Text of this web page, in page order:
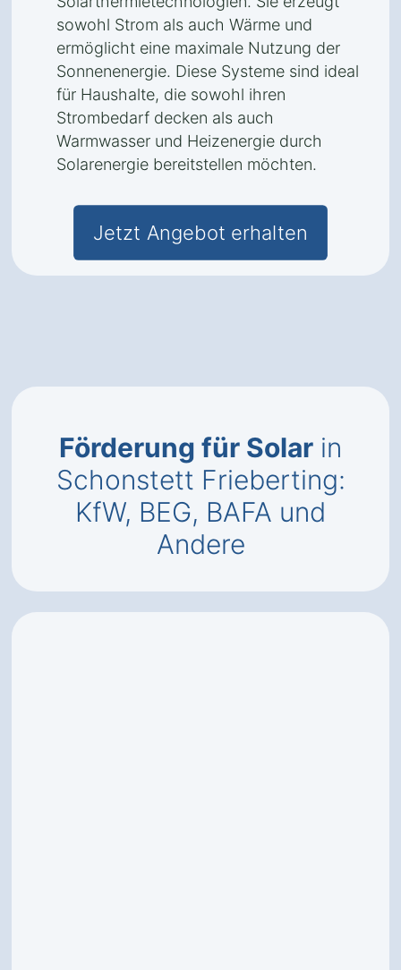
sowohl Strom als auch Wärme und
ermöglicht eine maximale Nutzung der
Sonnenenergie. Diese Systeme sind ideal
für Haushalte, die sowohl ihren
Strombedarf decken als auch
Warmwasser und Heizenergie durch
Solarenergie bereitstellen möchten.
Jetzt Angebot erhalten
Förderung für Solar in
Schonstett Frieberting:
KfW, BEG, BAFA und
Andere